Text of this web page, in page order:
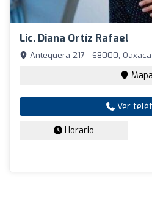
Lic. Diana Ortíz Rafael
Antequera 217 - 68000,
Mapa
Ver
Horario